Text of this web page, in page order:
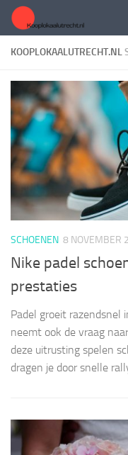
Doorgaan naar inhoud
KOOPLOKAALUTRECHT.NL
SCHOENEN 8 NOVEMBER
Nike padel
prestaties
Padel groeit razendsnel
neemt ook de vraag
deze uitrusting spelen
dragen je door snelle